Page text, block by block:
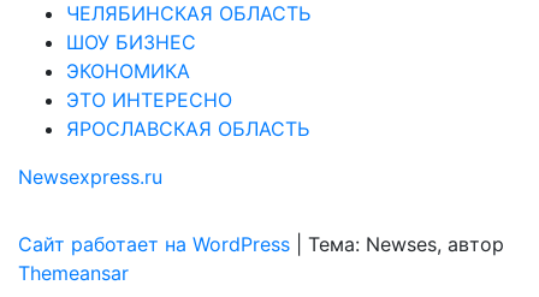
ЧЕЛЯБИНСКАЯ ОБЛАСТЬ
ШОУ БИЗНЕС
ЭКОНОМИКА
ЭТО ИНТЕРЕСНО
ЯРОСЛАВСКАЯ ОБЛАСТЬ
Newsexpress.ru
Сайт работает на WordPress
Тема: Newses, автор
Themeansar